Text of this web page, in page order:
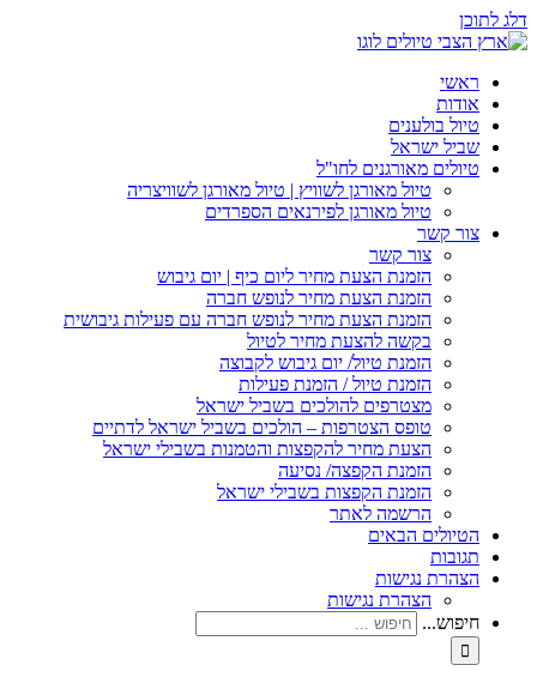
דלג לתוכן
ראשי
אודות
טיול בולענים
שביל ישראל
טיולים מאורגנים לחו"ל
טיול מאורגן לשוויץ | טיול מאורגן לשוויצריה
טיול מאורגן לפירנאים הספרדים
צור קשר
צור קשר
הזמנת הצעת מחיר ליום כיף | יום גיבוש
הזמנת הצעת מחיר לנופש חברה
הזמנת הצעת מחיר לנופש חברה עם פעילות גיבושית
בקשה להצעת מחיר לטיול
הזמנת טיול/ יום גיבוש לקבוצה
הזמנת טיול / הזמנת פעילות
מצטרפים להולכים בשביל ישראל
טופס הצטרפות – הולכים בשביל ישראל לדתיים
הצעת מחיר להקפצות והטמנות בשבילי ישראל
הזמנת הקפצה/ נסיעה
הזמנת הקפצות בשבילי ישראל
הרשמה לאתר
הטיולים הבאים
תגובות
הצהרת נגישות
הצהרת נגישות
חיפוש...